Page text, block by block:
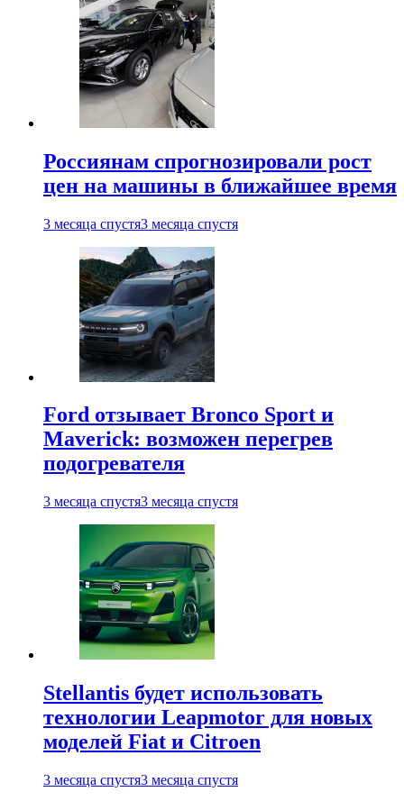
Россиянам спрогнозировали рост
цен на машины в ближайшее время
3 месяца спустя3 месяца спустя
Ford отзывает Bronco Sport и
Maverick: возможен перегрев
подогревателя
3 месяца спустя3 месяца спустя
Stellantis будет использовать
технологии Leapmotor для новых
моделей Fiat и Citroen
3 месяца спустя3 месяца спустя